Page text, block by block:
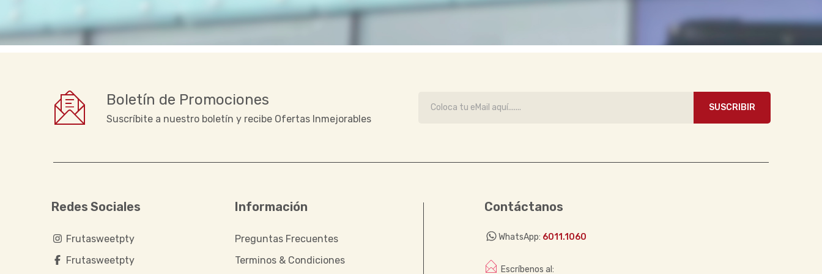
Boletín de Promociones
Suscríbite a nuestro boletín y recibe Ofertas Inmejorables
SUSCRIBIR
Redes Sociales
Frutasweetpty
Frutasweetpty
Información
Preguntas Frecuentes
Terminos & Condiciones
Contáctanos
WhatsApp: 6011.1060
Escríbenos al: